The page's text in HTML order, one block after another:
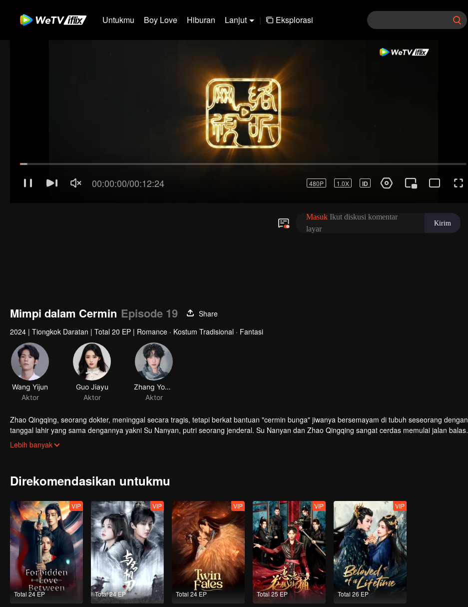
Untukmu Boy Love Hiburan Lanjut | Eksplorasi
Mimpi dalam Cermin Episode 19
Share
2024 | Tiongkok Daratan | Total 20 EP | Romance · Kostum Tradisional · Fantasi
Wang Yijun
Aktor
Guo Jiayu
Aktor
Zhang Yongbo
Aktor
Zhao Qingqing, seorang dokter, meninggal secara tragis, tetapi berkat bantuan "cermin bunga" jiwanya bersemayam di tubuh seseorang dengan
tanggal lahir yang sama dengannya yakni Su Nanyan, putri seorang jenderal. Su Nanyan dan Zhao Qingqing sangat cerdas memulai jalan balas
dendam di istana.
Lebih banyak
Direkomendasikan untukmu
Total 24 EP
VIP
Total 24 EP
VIP
Total 24 EP
VIP
Total 25 EP
VIP
Total 26 EP
VIP